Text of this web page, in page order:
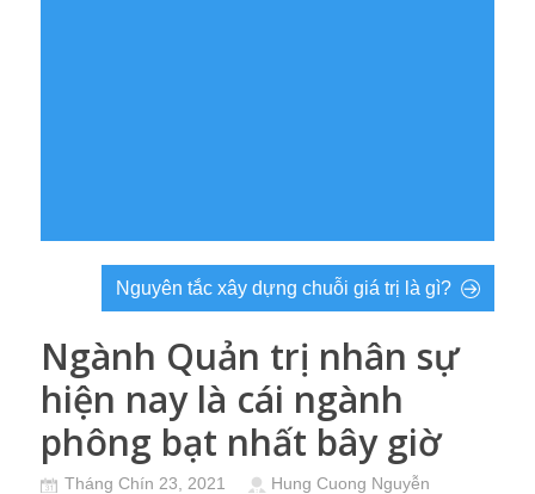
Nguyên tắc xây dựng chuỗi giá trị là gì?
Ngành Quản trị nhân sự
hiện nay là cái ngành
phông bạt nhất bây giờ
Tháng Chín 23, 2021
Hung Cuong Nguyễn